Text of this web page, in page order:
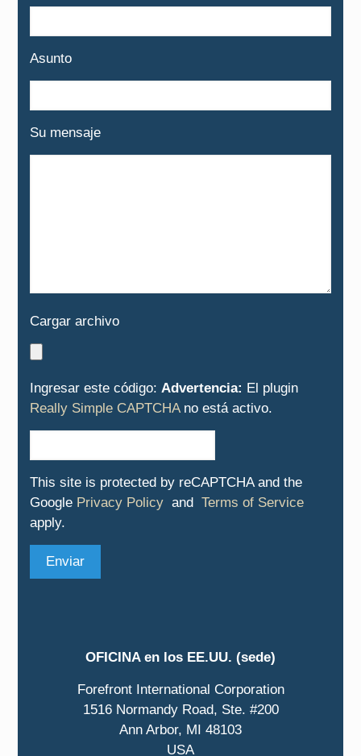
Asunto
Su mensaje
Cargar archivo
Ingresar este código: Advertencia: El plugin
Really Simple CAPTCHAno está activo.
This site is protected by reCAPTCHA and the
Google Privacy Policyand Terms of Service
apply.
OFICINA en los EE.UU. (sede)
Forefront International Corporation
1516 Normandy Road, Ste. #200
Ann Arbor, MI 48103
USA